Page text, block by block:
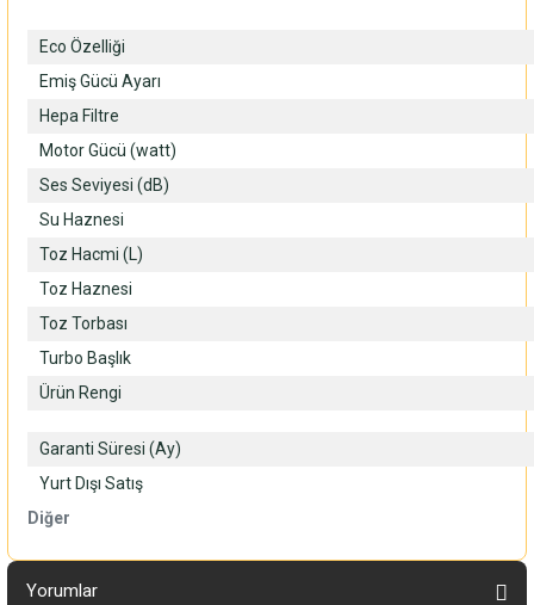
Eco Özelliği
Emiş Gücü Ayarı
Hepa Filtre
Motor Gücü (watt)
Ses Seviyesi (dB)
Su Haznesi
Toz Hacmi (L)
Toz Haznesi
Toz Torbası
Turbo Başlık
Ürün Rengi
Diğer
Garanti Süresi (Ay)
Yurt Dışı Satış
Yorumlar